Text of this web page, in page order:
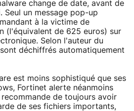
change de date, avant de
Seul un message pop-up
à la victime de
(l'équivalent de 625 euros) sur
Selon l'auteur du
déchiffrés automatiquement
est moins sophistiqué que ses
Fortinet alerte néanmoins
de toujours avoir
de ses fichiers importants,